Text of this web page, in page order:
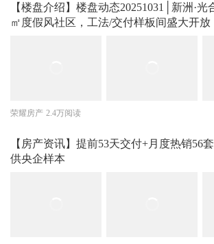
【楼盘介绍】楼盘动态20251031│新洲·光
㎡度假风社区，工法/交付样板间盛大开放
荣耀房产 2.4万阅读
【房产资讯】提前53天交付+月度热销56
供央企样本